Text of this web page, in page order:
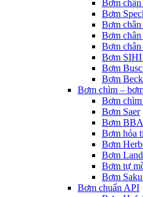
Bơm
Bơm
Bơm
Bơm
Bơm
Bơm SIHI
Bơm
Bơm
Bơm chìm –
Bơm
Bơm Saer
Bơm
Bơm hỏa
Bơm
Bơm
Bơm tự
Bơm
Bơm chuẩn API